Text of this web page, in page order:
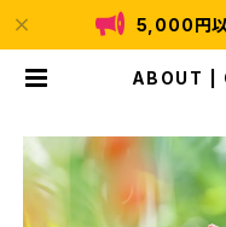
5,000円以
ABOUT |